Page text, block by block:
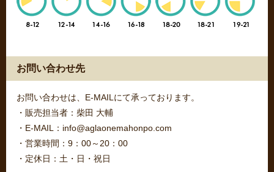
お問い合わせ先
お問い合わせは、E-MAILにて承っております。
・販売担当者：柴田 大輔
・E-MAIL：info@aglaonemahonpo.com
・営業時間：9：00～20：00
・定休日：土・日・祝日